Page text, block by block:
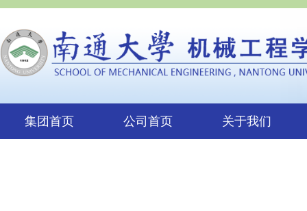
集团首页 公司首页 关于我们